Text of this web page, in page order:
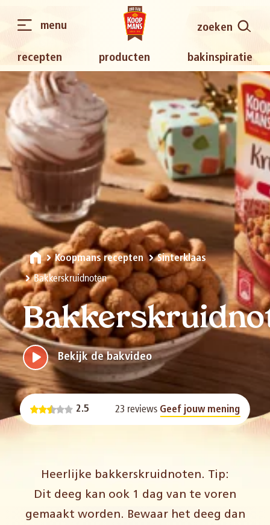
recepten producten bakinspiratie
zoeken
menu
Koopmans recepten Sinterklaas
Bakkerskruidnoten
Bekijk de bakvideo
2.5 23 reviews Geef jouw mening
Heerlijke bakkerskruidnoten. Tip:
Dit deeg kan ook 1 dag van te voren
gemaakt worden. Bewaar het deeg dan